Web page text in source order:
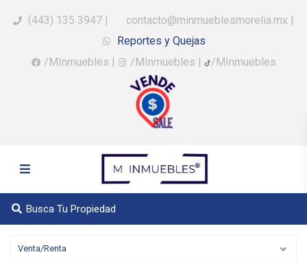
(443) 135 3947 | contacto@minmueblesmorelia.mx |
Reportes y Quejas
/MInmuebles | /MInmuebles | /MInmuebles
Busca Tu Propiedad
Venta/Renta